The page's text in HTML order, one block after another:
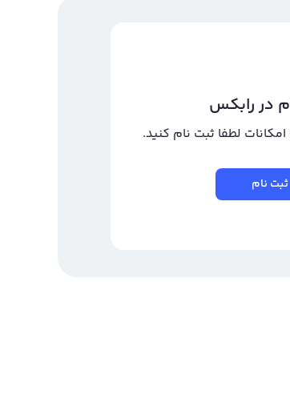
در رابکس
لطفا ثبت نام کنید.
ثبت نام